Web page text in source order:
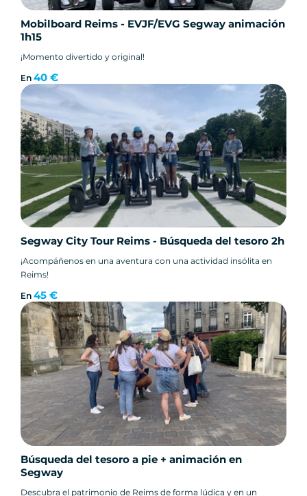
Mobilboard Reims - EVJF/EVG Segway animación
1h15
¡Momento divertido y original!
En 40 €
Segway City Tour Reims - Búsqueda del tesoro 2h
¡Acompáñenos en una aventura con una actividad insólita en
Reims!
En 45 €
Búsqueda del tesoro a pie + animación en
Segway
Descubra el patrimonio de Reims de forma lúdica y en un